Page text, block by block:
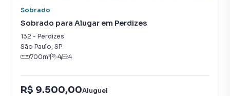
Sobrado
Sobrado para Alugar em Perdizes
132 - Perdizes
São Paulo, SP
700m² 4 4
R$ 9.500,00Aluguel